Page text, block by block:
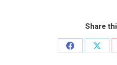
Share
Partager